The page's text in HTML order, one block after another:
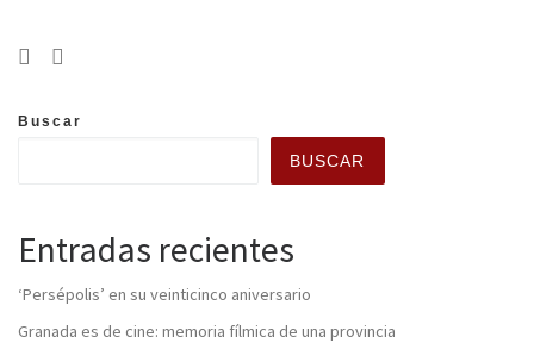
Buscar
BUSCAR
Entradas recientes
‘Persépolis’ en su veinticinco aniversario
Granada es de cine: memoria fílmica de una provincia